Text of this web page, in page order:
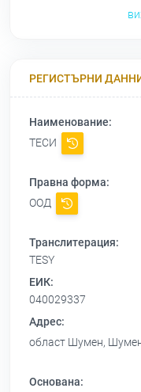
РЕГИСТЪРНИ
Наименование:
ТЕСИ
Правна форма:
ООД
Транслитерация:
TESY
ЕИК:
040029337
Адрес:
област Шумен,
Основана: